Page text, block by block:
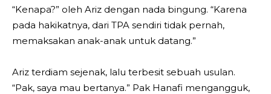
“Kenapa?” oleh Ariz dengan nada bingung. “Karena
pada hakikatnya, dari TPA sendiri tidak pernah,
memaksakan anak-anak untuk datang.”
Ariz terdiam sejenak, lalu terbesit sebuah usulan.
“Pak, saya mau bertanya.” Pak Hanafi mengangguk,